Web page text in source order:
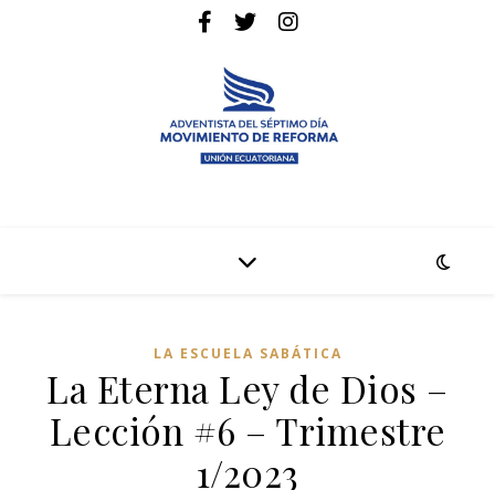
LA ESCUELA SABÁTICA
La Eterna Ley de Dios –
Lección #6 – Trimestre
1/2023